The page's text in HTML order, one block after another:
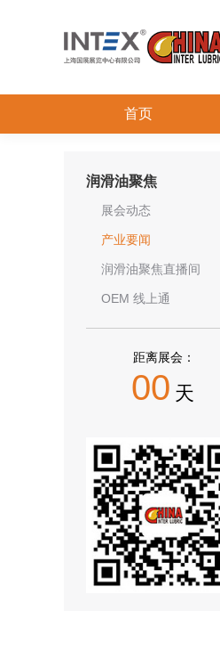
首页
润滑油聚焦
展会动态
产业要闻
润滑油聚焦直播间
OEM 线上通
距离展会：
00 天